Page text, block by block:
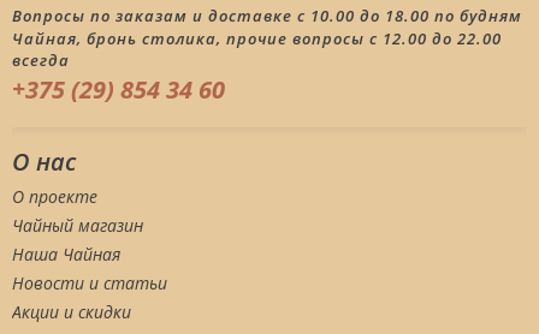
Вопросы по заказам и доставке с 10.00 до 18.00 по будням
Чайная, бронь столика, прочие вопросы с 12.00 до 22.00
всегда
+375 (29) 854 34 60
О нас
О проекте
Чайный магазин
Наша Чайная
Новости и статьи
Акции и скидки